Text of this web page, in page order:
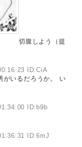
切腹しよう（提
ID:CiA
がいるだろうか。 い
ID:b9b
ID:6mJ